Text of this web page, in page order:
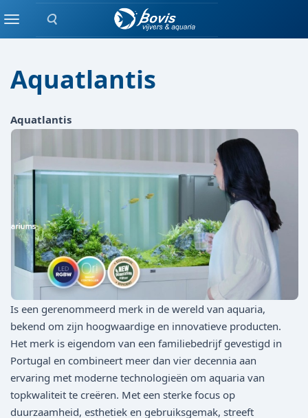
Zoeken
MenuMerken
Aquatlantis
Aquatlantis
Is een gerenommeerd merk in de wereld van aquaria,
bekend om zijn hoogwaardige en innovatieve producten.
Het merk is eigendom van een familiebedrijf gevestigd in
Portugal en combineert meer dan vier decennia aan
ervaring met moderne technologieën om aquaria van
topkwaliteit te creëren. Met een sterke focus op
duurzaamheid, esthetiek en gebruiksgemak, streeft